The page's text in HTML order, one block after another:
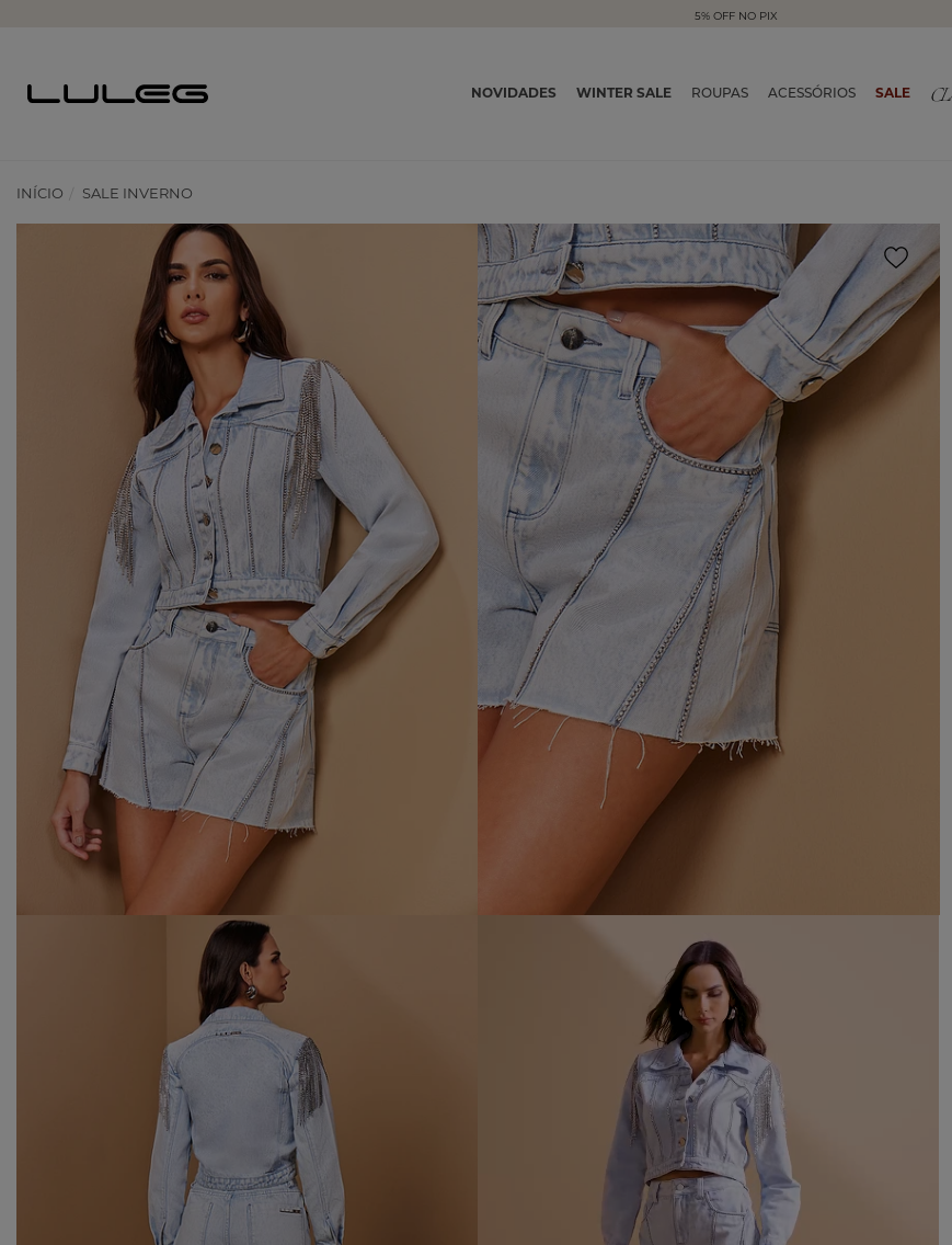
5% OFF NO PIX
NOVIDADES WINTER SALE ROUPAS ACESSÓRIOS SALE
INÍCIO SALE INVERNO